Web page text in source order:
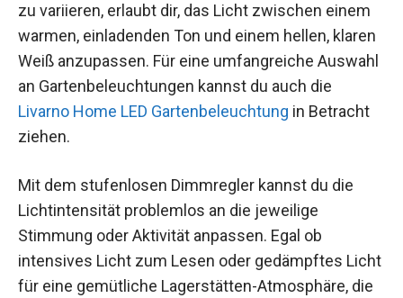
zu variieren, erlaubt dir, das Licht zwischen einem
warmen, einladenden Ton und einem hellen, klaren
Weiß anzupassen. Für eine umfangreiche Auswahl
an Gartenbeleuchtungen kannst du auch die
Livarno Home LED Gartenbeleuchtung in Betracht
ziehen.
Mit dem stufenlosen Dimmregler kannst du die
Lichtintensität problemlos an die jeweilige
Stimmung oder Aktivität anpassen. Egal ob
intensives Licht zum Lesen oder gedämpftes Licht
für eine gemütliche Lagerstätten-Atmosphäre, die